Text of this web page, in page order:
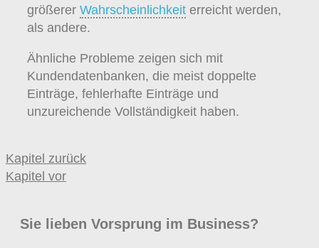
größerer Wahrscheinlichkeit erreicht werden,
als andere.
Ähnliche Probleme zeigen sich mit
Kundendatenbanken, die meist doppelte
Einträge, fehlerhafte Einträge und
unzureichende Vollständigkeit haben.
Kapitel zurück
Kapitel vor
Sie lieben Vorsprung im Business?